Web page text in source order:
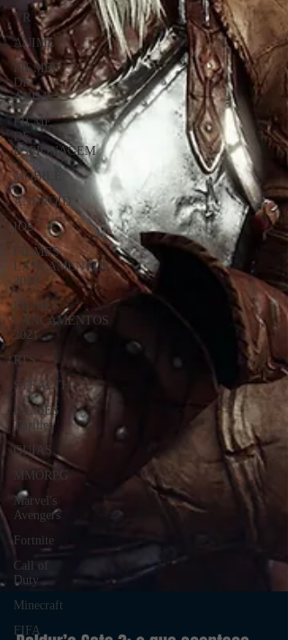
VR
ANIME
FILMES
DE
ANIME
FILME
DE
ESPIONAGEM
MOBILE
ANDROID
IOS
FILMES
LANÇAMENTOS
2020
FILMES
LANÇAMENTOS
2021
RTS
STEALTH
FILMES
Thriller
GUIAS
MMORPG
Marvel's
Avengers
Fortnite
Call of
Duty
Minecraft
FIFA